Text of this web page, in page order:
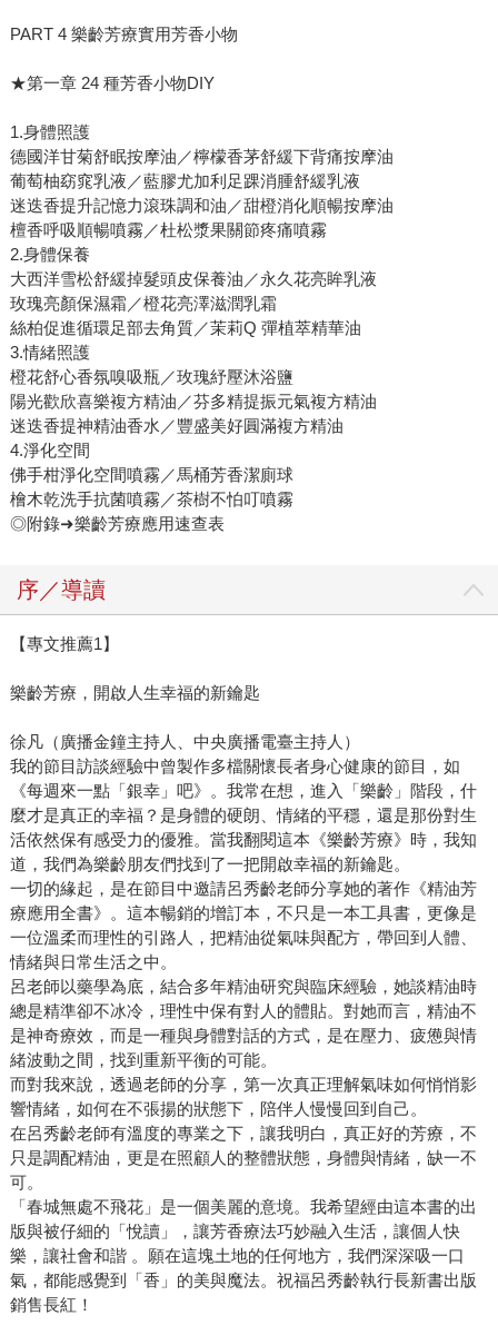
PART 4 樂齡芳療實用芳香小物
★第一章 24 種芳香小物DIY
1.身體照護
德國洋甘菊舒眠按摩油／檸檬香茅舒緩下背痛按摩油
葡萄柚窈窕乳液／藍膠尤加利足踝消腫舒緩乳液
迷迭香提升記憶力滾珠調和油／甜橙消化順暢按摩油
檀香呼吸順暢噴霧／杜松漿果關節疼痛噴霧
2.身體保養
大西洋雪松舒緩掉髮頭皮保養油／永久花亮眸乳液
玫瑰亮顏保濕霜／橙花亮澤滋潤乳霜
絲柏促進循環足部去角質／茉莉Q 彈植萃精華油
3.情緒照護
橙花舒心香氛嗅吸瓶／玫瑰紓壓沐浴鹽
陽光歡欣喜樂複方精油／芬多精提振元氣複方精油
迷迭香提神精油香水／豐盛美好圓滿複方精油
4.淨化空間
佛手柑淨化空間噴霧／馬桶芳香潔廁球
檜木乾洗手抗菌噴霧／茶樹不怕叮噴霧
◎附錄➜樂齡芳療應用速查表
序／導讀
【專文推薦1】
樂齡芳療，開啟人生幸福的新鑰匙
徐凡（廣播金鐘主持人、中央廣播電臺主持人）
我的節目訪談經驗中曾製作多檔關懷長者身心健康的節目，如
《每週來一點「銀幸」吧》。我常在想，進入「樂齡」階段，什
麼才是真正的幸福？是身體的硬朗、情緒的平穩，還是那份對生
活依然保有感受力的優雅。當我翻閱這本《樂齡芳療》時，我知
道，我們為樂齡朋友們找到了一把開啟幸福的新鑰匙。
一切的緣起，是在節目中邀請呂秀齡老師分享她的著作《精油芳
療應用全書》。這本暢銷的增訂本，不只是一本工具書，更像是
一位溫柔而理性的引路人，把精油從氣味與配方，帶回到人體、
情緒與日常生活之中。
呂老師以藥學為底，結合多年精油研究與臨床經驗，她談精油時
總是精準卻不冰冷，理性中保有對人的體貼。對她而言，精油不
是神奇療效，而是一種與身體對話的方式，是在壓力、疲憊與情
緒波動之間，找到重新平衡的可能。
而對我來說，透過老師的分享，第一次真正理解氣味如何悄悄影
響情緒，如何在不張揚的狀態下，陪伴人慢慢回到自己。
在呂秀齡老師有溫度的專業之下，讓我明白，真正好的芳療，不
只是調配精油，更是在照顧人的整體狀態，身體與情緒，缺一不
可。
「春城無處不飛花」是一個美麗的意境。我希望經由這本書的出
版與被仔細的「悅讀」，讓芳香療法巧妙融入生活，讓個人快
樂，讓社會和諧 。願在這塊土地的任何地方，我們深深吸一口
氣，都能感覺到「香」的美與魔法。祝福呂秀齡執行長新書出版
銷售長紅！